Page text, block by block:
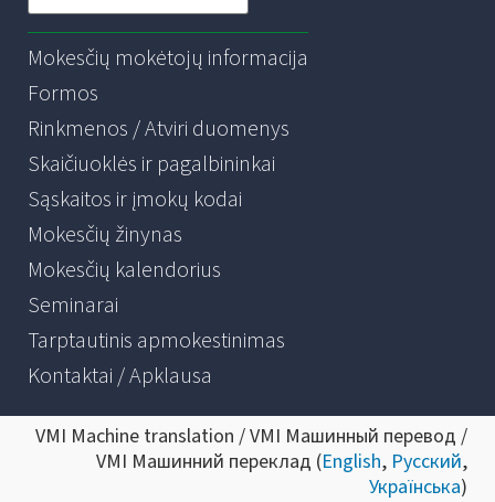
Mokesčių mokėtojų informacija
Formos
Rinkmenos / Atviri duomenys
Skaičiuoklės ir pagalbininkai
Sąskaitos ir įmokų kodai
Mokesčių žinynas
Mokesčių kalendorius
Seminarai
Tarptautinis apmokestinimas
Kontaktai / Apklausa
VMI Machine translation / VMI Машинный перевод /
VMI Машинний переклад (English, Русский,
Українська)